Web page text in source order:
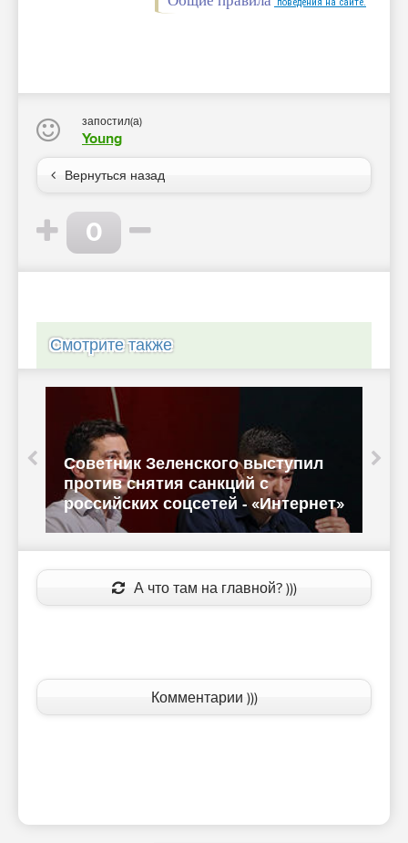
поведения на сайте.
запостил(а)
Young
Вернуться назад
0
Смотрите также
Советник Зеленского выступил
против снятия санкций с
российских соцсетей - «Интернет»
А что там на главной? )))
Комментарии )))